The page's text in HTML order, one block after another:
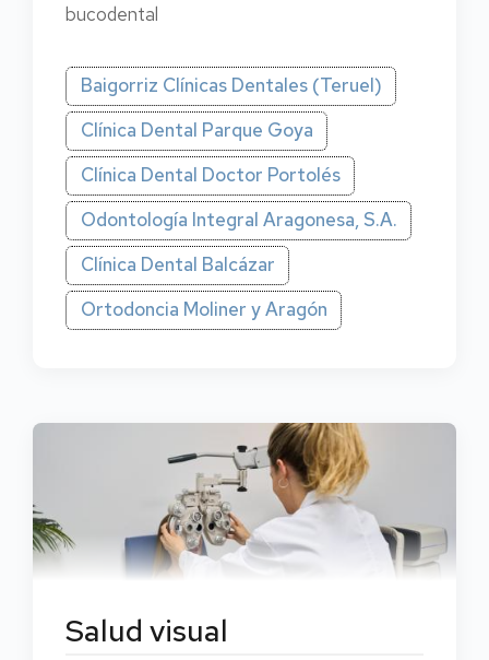
bucodental
Baigorriz Clínicas Dentales (Teruel)
Clínica Dental Parque Goya
Clínica Dental Doctor Portolés
Odontología Integral Aragonesa, S.A.
Clínica Dental Balcázar
Ortodoncia Moliner y Aragón
Salud visual